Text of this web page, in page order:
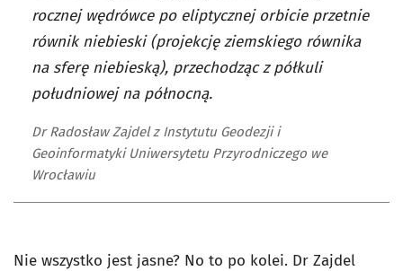
rocznej wędrówce po eliptycznej orbicie przetnie
równik niebieski (projekcję ziemskiego równika
na sferę niebieską), przechodząc z półkuli
południowej na północną.
Dr Radosław Zajdel z Instytutu Geodezji i
Geoinformatyki Uniwersytetu Przyrodniczego we
Wrocławiu
Nie wszystko jest jasne? No to po kolei. Dr Zajdel